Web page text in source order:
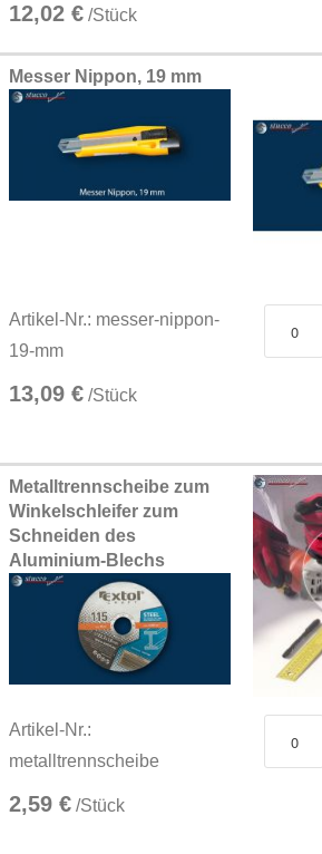
12,02 € /Stück
Messer Nippon, 19 mm
Artikel-Nr.: messer-nippon-
19-mm
13,09 € /Stück
Metalltrennscheibe zum
Winkelschleifer zum
Schneiden des
Aluminium-Blechs
Artikel-Nr.:
metalltrennscheibe
2,59 € /Stück